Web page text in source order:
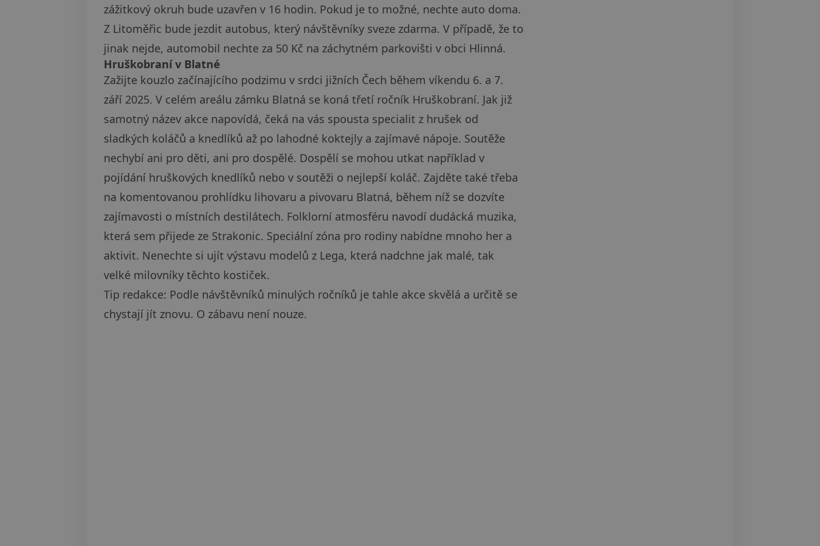
zážitkový okruh bude uzavřen v 16 hodin. Pokud je to možné, nechte auto doma.
Z Litoměřic bude jezdit autobus, který návštěvníky sveze zdarma. V případě, že to
jinak nejde, automobil nechte za 50 Kč na záchytném parkovišti v obci Hlinná.
Hruškobraní v Blatné
Zažijte kouzlo začínajícího podzimu v srdci jižních Čech během víkendu 6. a 7.
září 2025. V celém areálu zámku Blatná se koná třetí ročník Hruškobraní. Jak již
samotný název akce napovídá, čeká na vás spousta specialit z hrušek od
sladkých koláčů a knedlíků až po lahodné koktejly a zajímavé nápoje. Soutěže
nechybí ani pro děti, ani pro dospělé. Dospělí se mohou utkat například v
pojídání hruškových knedlíků nebo v soutěži o nejlepší koláč. Zajděte také třeba
na komentovanou prohlídku lihovaru a pivovaru Blatná, během níž se dozvíte
zajímavosti o místních destilátech. Folklorní atmosféru navodí dudácká muzika,
která sem přijede ze Strakonic. Speciální zóna pro rodiny nabídne mnoho her a
aktivit. Nenechte si ujít výstavu modelů z Lega, která nadchne jak malé, tak
velké milovníky těchto kostiček.
Tip redakce: Podle návštěvníků minulých ročníků je tahle akce skvělá a určitě se
chystají jít znovu. O zábavu není nouze.